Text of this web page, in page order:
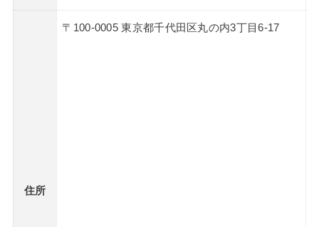
住所
〒100-0005 東京都千代田区丸の内3丁目6-17